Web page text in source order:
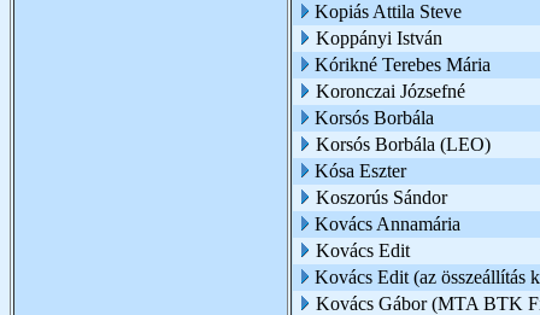
Kopiás Attila Steve
Koppányi István
Kórikné Terebes Mária
Koronczai Józsefné
Korsós Borbála
Korsós Borbála (LEO)
Kósa Eszter
Koszorús Sándor
Kovács Annamária
Kovács Edit
Kovács Edit (az összeállítás
Kovács Gábor (MTA BTK